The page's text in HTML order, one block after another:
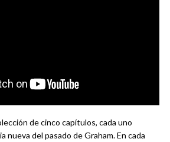
de cinco capítulos, cada uno
nueva del pasado de Graham. En cada